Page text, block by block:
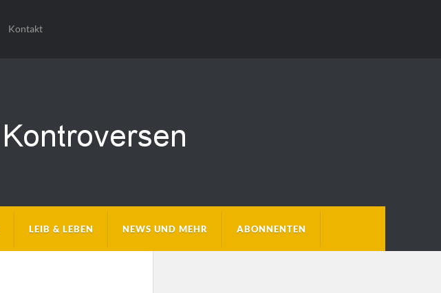
Kontakt
LEIB & LEBEN NEWS UND MEHR ABONNENTEN